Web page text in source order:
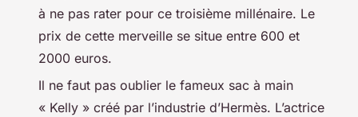
à ne pas rater pour ce troisième millénaire. Le
prix de cette merveille se situe entre 600 et
2000 euros.
Il ne faut pas oublier le fameux sac à main
« Kelly » créé par l’industrie d’Hermès. L’actrice